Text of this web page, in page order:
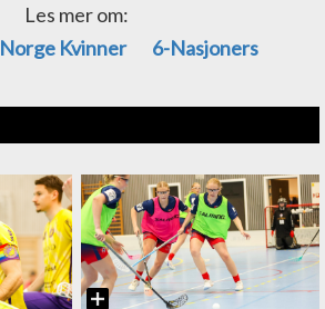
Les mer om:
Norge Kvinner 6-Nasjoners